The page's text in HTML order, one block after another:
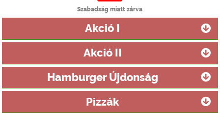
Szabadság miatt zárva
Akció I
Akció II
Hamburger Újdonság
Pizzák